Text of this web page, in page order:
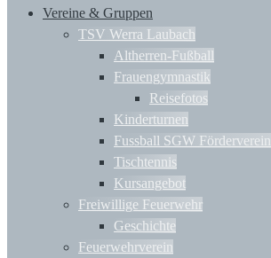
Vereine & Gruppen
TSV Werra Laubach
Altherren-Fußball
Frauengymnastik
Reisefotos
Kinderturnen
Fussball SGW Förderverein
Tischtennis
Kursangebot
Freiwillige Feuerwehr
Geschichte
Feuerwehrverein